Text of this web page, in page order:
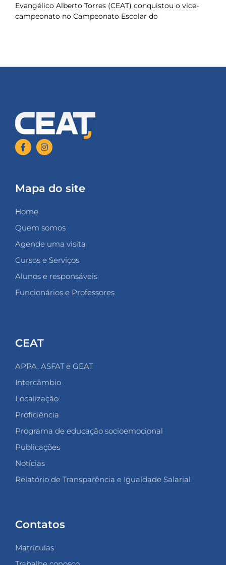
Evangélico Alberto Torres (CEAT) conquistou o vice-
campeonato no Campeonato Escolar do
Mapa do site
Home
Quem somos
Agende uma visita
Cursos e Serviços
Alunos e responsáveis
Funcionários e Professores
CEAT
APPA, ASFAT e GEAT
Intercâmbio
Localização
Proficiência
Programa de educação socioemocional
Publicações
Notícias
Relatório de Transparência e Igualdade Salarial
Contatos
Matrículas